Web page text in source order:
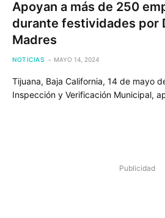
Apoyan a más de 250
durante festividades por
Madres
NOTICIAS MAYO 14, 2024
Tijuana, Baja California, 14 de mayo
Inspección y Verificación Municipal,
Publicidad